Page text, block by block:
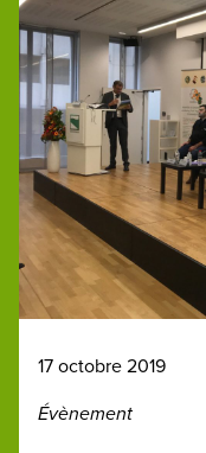
17 octobre 2019
Évènement